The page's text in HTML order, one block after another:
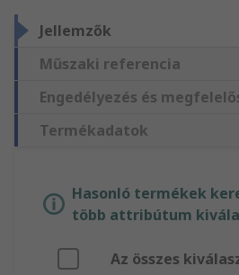
Jellemzők
Műszaki referencia
Engedélyezés és
Termékadatok
Hasonló termékek
több attribútum
Az összes